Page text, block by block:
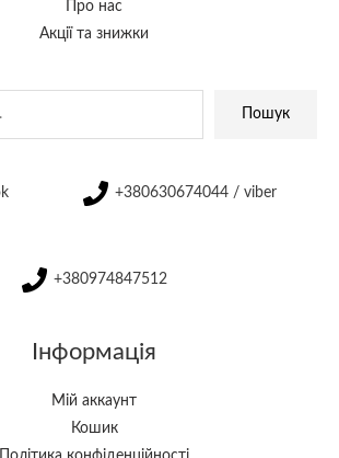
Про нас
Акції та знижки
Пошук
+380630674044 / viber
+380974847512
Інформація
Мій аккаунт
Кошик